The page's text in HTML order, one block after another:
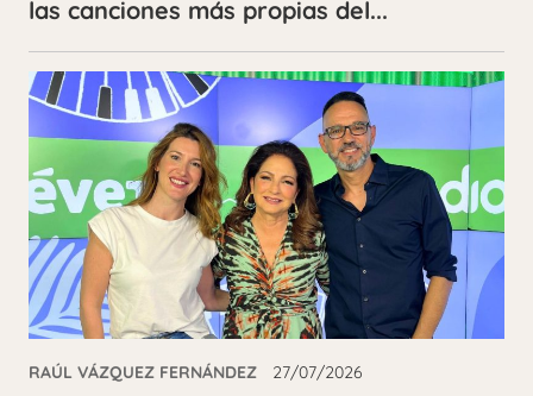
las canciones más propias del...
RAÚL VÁZQUEZ FERNÁNDEZ 27/07/2026